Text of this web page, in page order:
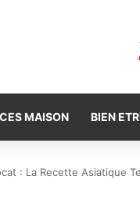
MAISON BIEN
: La Recette Asiatique